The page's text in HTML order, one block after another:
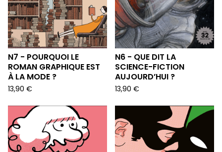
N7 - POURQUOI LE
ROMAN GRAPHIQUE EST
À LA MODE ?
13,90 €
N6 - QUE DIT LA
SCIENCE-FICTION
AUJOURD’HUI ?
13,90 €